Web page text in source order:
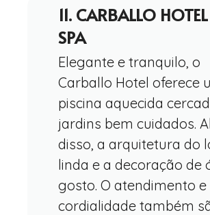
11. CARBALLO
SPA
Elegante e tranquilo, o
Carballo Hotel oferece
piscina aquecida
jardins bem cuidados.
disso, a arquitetura do
linda e a decoração de
gosto. O atendimento e
cordialidade também